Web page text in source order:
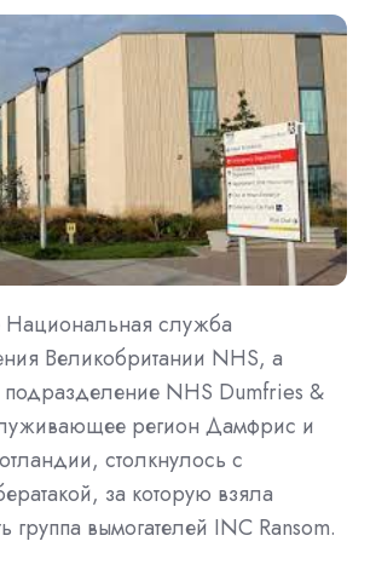
Национальная служба
Великобритании NHS, а
подразделение NHS Dumfries &
регион Дамфрис и
столкнулось с
за которую взяла
группа вымогателей INC Ransom.